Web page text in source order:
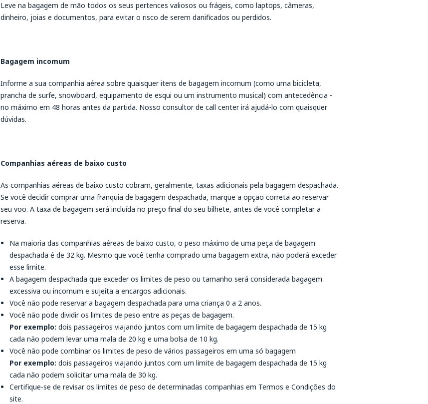
Leve na bagagem de mão todos os seus pertences valiosos ou frágeis, como laptops, câmeras,
dinheiro, joias e documentos, para evitar o risco de serem danificados ou perdidos.
Bagagem incomum
Informe a sua companhia aérea sobre quaisquer itens de bagagem incomum (como uma bicicleta,
prancha de surfe, snowboard, equipamento de esqui ou um instrumento musical) com antecedência -
no máximo em 48 horas antes da partida. Nosso consultor de call center irá ajudá-lo com quaisquer
dúvidas.
Companhias aéreas de baixo custo
As companhias aéreas de baixo custo cobram, geralmente, taxas adicionais pela bagagem despachada.
Se você decidir comprar uma franquia de bagagem despachada, marque a opção correta ao reservar
seu voo. A taxa de bagagem será incluída no preço final do seu bilhete, antes de você completar a
reserva.
Na maioria das companhias aéreas de baixo custo, o peso máximo de uma peça de bagagem
despachada é de 32 kg. Mesmo que você tenha comprado uma bagagem extra, não poderá exceder
esse limite.
A bagagem despachada que exceder os limites de peso ou tamanho será considerada bagagem
excessiva ou incomum e sujeita a encargos adicionais.
Você não pode reservar a bagagem despachada para uma criança 0 a 2 anos.
Você não pode dividir os limites de peso entre as peças de bagagem.
Por exemplo: dois passageiros viajando juntos com um limite de bagagem despachada de 15 kg
cada não podem levar uma mala de 20 kg e uma bolsa de 10 kg.
Você não pode combinar os limites de peso de vários passageiros em uma só bagagem
Por exemplo: dois passageiros viajando juntos com um limite de bagagem despachada de 15 kg
cada não podem solicitar uma mala de 30 kg.
Certifique-se de revisar os limites de peso de determinadas companhias em Termos e Condições do
site.